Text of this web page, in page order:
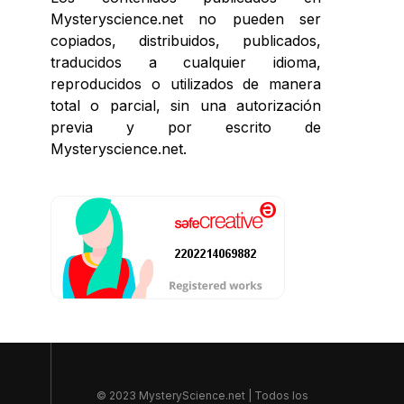
Mysteryscience.net no pueden ser
copiados, distribuidos, publicados,
traducidos a cualquier idioma,
reproducidos o utilizados de manera
total o parcial, sin una autorización
previa y por escrito de
Mysteryscience.net.
© 2023 MysteryScience.net | Todos los